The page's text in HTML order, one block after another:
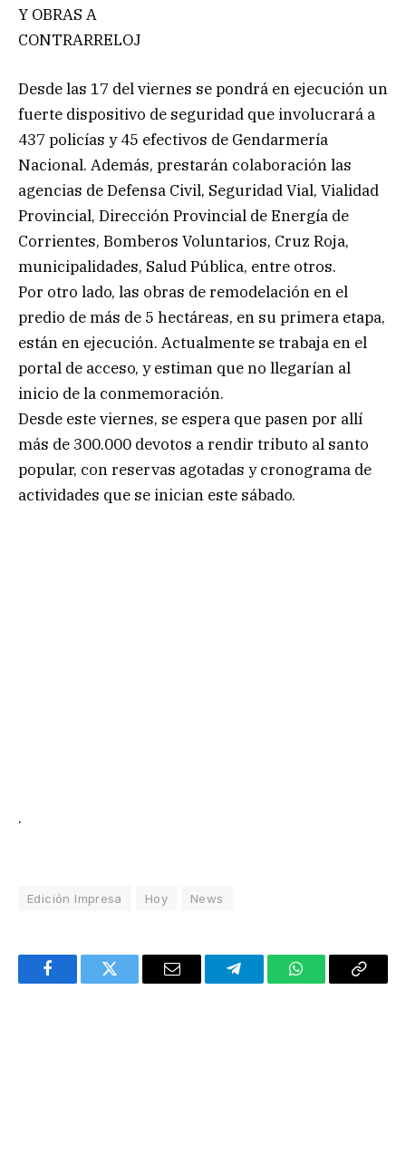
Y OBRAS A
CONTRARRELOJ
Desde las 17 del viernes se pondrá en ejecución un
fuerte dispositivo de seguridad que involucrará a
437 policías y 45 efectivos de Gendarmería
Nacional. Además, prestarán colaboración las
agencias de Defensa Civil, Seguridad Vial, Vialidad
Provincial, Dirección Provincial de Energía de
Corrientes, Bomberos Voluntarios, Cruz Roja,
municipalidades, Salud Pública, entre otros.
Por otro lado, las obras de remodelación en el
predio de más de 5 hectáreas, en su primera etapa,
están en ejecución. Actualmente se trabaja en el
portal de acceso, y estiman que no llegarían al
inicio de la conmemoración.
Desde este viernes, se espera que pasen por allí
más de 300.000 devotos a rendir tributo al santo
popular, con reservas agotadas y cronograma de
actividades que se inician este sábado.
.
Edición Impresa Hoy News
FacebookTwitter Email TelegramWhatsAppCopy